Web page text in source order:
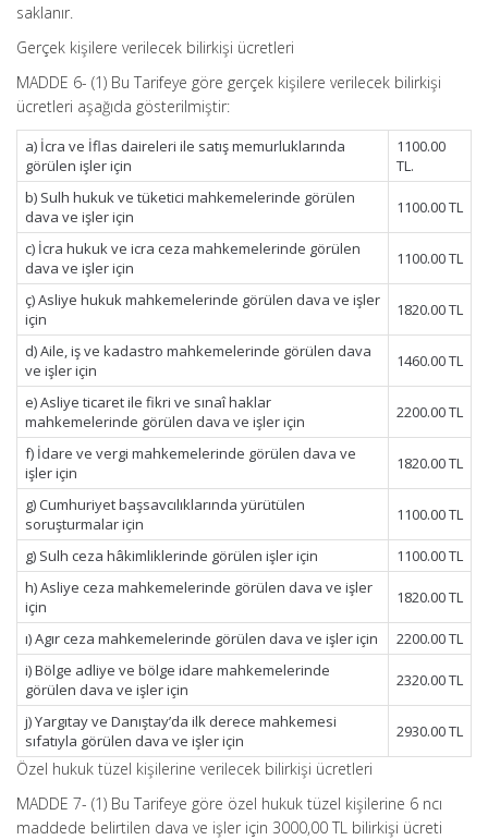
saklanır.
Gerçek kişilere verilecek bilirkişi ücretleri
MADDE 6- (1) Bu Tarifeye göre gerçek kişilere verilecek bilirkişi
ücretleri aşağıda gösterilmiştir:
a) İcra ve İflas daireleri ile satış memurluklarında
görülen işler için
1100.00
TL.
b) Sulh hukuk ve tüketici mahkemelerinde görülen
dava ve işler için
1100.00 TL
c) İcra hukuk ve icra ceza mahkemelerinde görülen
dava ve işler için
1100.00 TL
ç) Asliye hukuk mahkemelerinde görülen dava ve işler
için
1820.00 TL
d) Aile, iş ve kadastro mahkemelerinde görülen dava
ve işler için
1460.00 TL
e) Asliye ticaret ile fikri ve sınaî haklar
mahkemelerinde görülen dava ve işler için
2200.00 TL
f) İdare ve vergi mahkemelerinde görülen dava ve
işler için
1820.00 TL
g) Cumhuriyet başsavcılıklarında yürütülen
soruşturmalar için
1100.00 TL
g) Sulh ceza hâkimliklerinde görülen işler için
1100.00 TL
h) Asliye ceza mahkemelerinde görülen dava ve işler
için
1820.00 TL
ı) Agır ceza mahkemelerinde görülen dava ve işler için
2200.00 TL
i) Bölge adliye ve bölge idare mahkemelerinde
görülen dava ve işler için
2320.00 TL
j) Yargıtay ve Danıştay’da ilk derece mahkemesi
sıfatıyla görülen dava ve işler için
2930.00 TL
Özel hukuk tüzel kişilerine verilecek bilirkişi ücretleri
MADDE 7- (1) Bu Tarifeye göre özel hukuk tüzel kişilerine 6 ncı
maddede belirtilen dava ve işler için 3000,00 TL bilirkişi ücreti